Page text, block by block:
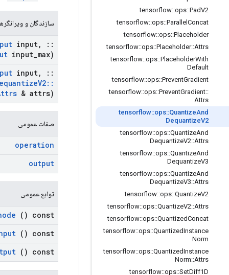
tensorflow::ops::PadV2
tensorflow::ops::Parallel Concat
tensorflow::ops::Placeholder
tensorflow::ops::Placeholder::Attrs
tensorflow::ops::PlaceholderWith
Default
tensorflow::ops::PreventGradient
tensorflow::ops::PreventGradient::
Attrs
tensorflow::ops::QuantizeAnd
DequantizeV2
tensorflow::ops::QuantizeAnd
DequantizeV2::Attrs
tensorflow::ops::QuantizeAnd
DequantizeV3
tensorflow::ops::QuantizeAnd
DequantizeV3::Attrs
tensorflow::ops::QuantizeV2
tensorflow::ops::QuantizeV2::Attrs
tensorflow::ops::QuantizedConcat
tensorflow::ops::QuantizedInstance
Norm
tensorflow::ops::QuantizedInstance
Norm::Attrs
tensorflow::ops::SetDiff1D
سازندگان و
input,
::
input max)
input,
::
V2::
& attrs)
صفات عمومی
operation
output
توابع عمومی
() const
() const
() const